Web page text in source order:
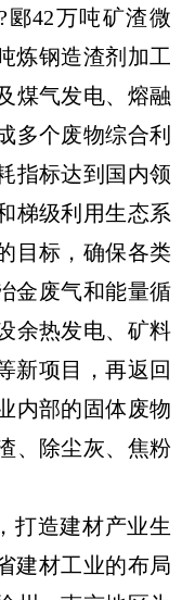
郾42万吨矿渣微
炼钢造渣剂加工
煤气发电、熔融
多个废物综合利
指标达到国内领
梯级利用生态系
目标，确保各类
金废气和能量循
余热发电、矿料
新项目，再返回
内部的固体废物
、除尘灰、焦粉
造建材产业生
建材工业的布局